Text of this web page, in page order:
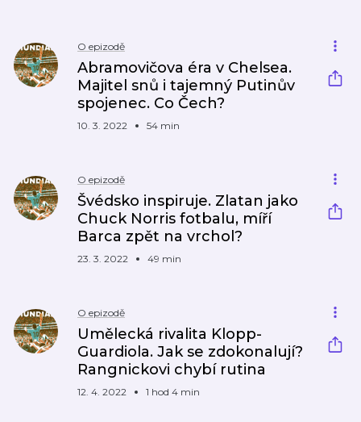
O epizodě
Abramovičova éra v Chelsea.
Majitel snů i tajemný Putinův
spojenec. Co Čech?
10. 3. 2022 54 min
O epizodě
Švédsko inspiruje. Zlatan jako
Chuck Norris fotbalu, míří
Barca zpět na vrchol?
23. 3. 2022 49 min
O epizodě
Umělecká rivalita Klopp-
Guardiola. Jak se zdokonalují?
Rangnickovi chybí rutina
12. 4. 2022 1 hod 4 min